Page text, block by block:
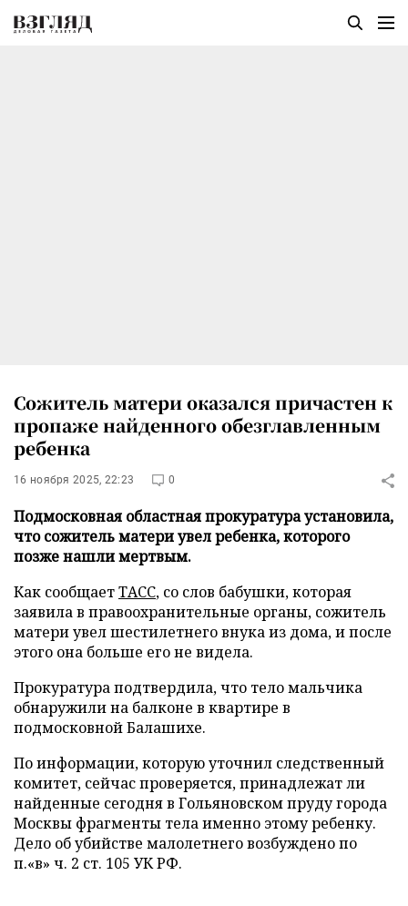
Сожитель матери оказался причастен к
пропаже найденного обезглавленным
ребенка
16 ноября 2025, 22:23 0
Подмосковная областная прокуратура установила,
что сожитель матери увел ребенка, которого
позже нашли мертвым.
Как сообщаетТАСС, со слов бабушки, которая
заявила в правоохранительные органы, сожитель
матери увел шестилетнего внука из дома, и после
этого она больше его не видела.
Прокуратура подтвердила, что тело мальчика
обнаружили на балконе в квартире в
подмосковной Балашихе.
По информации, которую уточнил следственный
комитет, сейчас проверяется, принадлежат ли
найденные сегодня в Гольяновском пруду города
Москвы фрагменты тела именно этому ребенку.
Дело об убийстве малолетнего возбуждено по
п.«в» ч. 2 ст. 105 УК РФ.